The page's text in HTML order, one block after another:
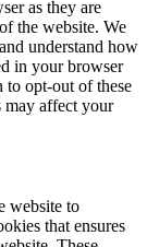
as they are
the website. We
understand how
in your browser
to opt-out of these
may affect your
website to
that ensures